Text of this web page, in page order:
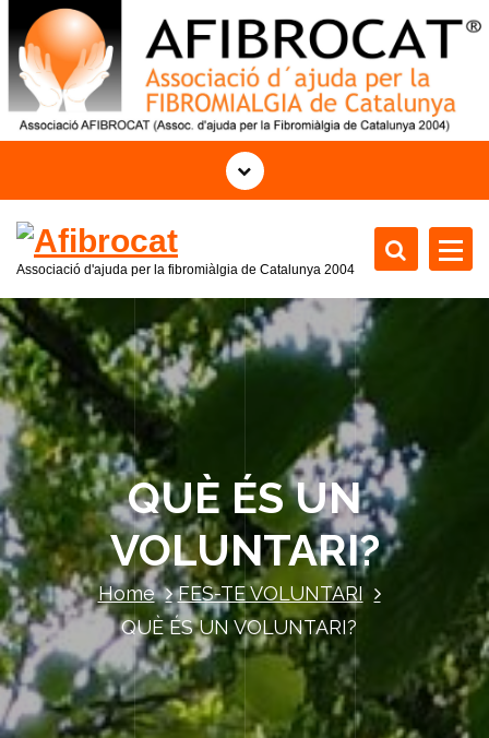
o
n
t
Associació d'ajuda per la fibromiàlgia de Catalunya 2004
QUÈ ÉS UN
VOLUNTARI?
Home
FES-TE VOLUNTARI
QUÈ ÉS UN VOLUNTARI?